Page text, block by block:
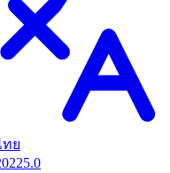
ย
5.0